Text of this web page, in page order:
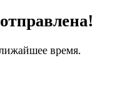
время.